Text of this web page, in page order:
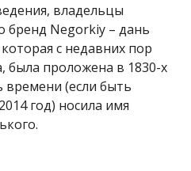
владельцы
бренд Negorkiy – дань
с недавних пор
была проложена в 1830-х
времени (если быть
год) носила имя